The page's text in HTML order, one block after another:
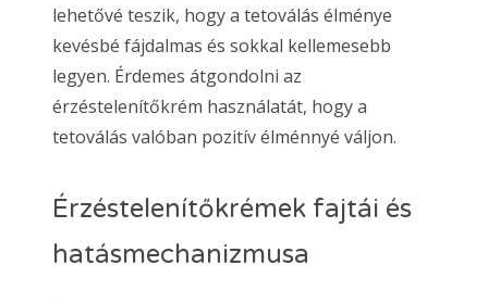
lehetővé teszik, hogy a tetoválás élménye
kevésbé fájdalmas és sokkal kellemesebb
legyen. Érdemes átgondolni az
érzéstelenítőkrém használatát, hogy a
tetoválás valóban pozitív élménnyé váljon.
Érzéstelenítőkrémek fajtái és
hatásmechanizmusa